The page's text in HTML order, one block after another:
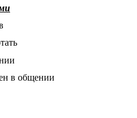
в общении